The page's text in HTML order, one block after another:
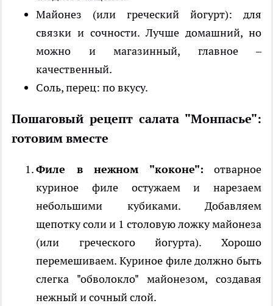
Майонез (или греческий йогурт): для
связки и сочности. Лучше домашний, но
можно и магазинный, главное –
качественный.
Соль, перец: по вкусу.
Пошаговый рецепт салата "Монпасье":
готовим вместе
Филе в нежном "коконе": отварное
куриное филе остужаем и нарезаем
небольшими кубиками. Добавляем
щепотку соли и 1 столовую ложку майонеза
(или греческого йогурта). Хорошо
перемешиваем. Куриное филе должно быть
слегка "обволокло" майонезом, создавая
нежный и сочный слой.